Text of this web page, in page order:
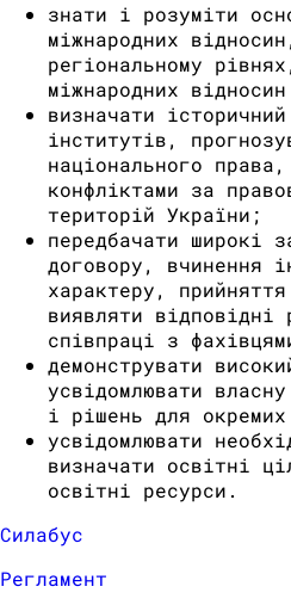
знати і розуміти
міжнародних
регіональному
міжнародних
визначати
інститутів,
національного
конфліктами за
територій України;
передбачати широкі
договору, вчинення
характеру,
виявляти
співпраці з
демонструвати
усвідомлювати
і рішень для
усвідомлювати
визначати освітні
освітні ресурси.
Силабус
Регламент